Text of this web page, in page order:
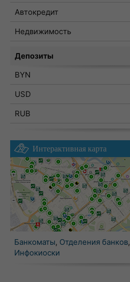
Автокредит
Недвижимость
Депозиты
BYN
USD
RUB
Интерактивная карта
Банкоматы, Отделения банков,
Инфокиоски